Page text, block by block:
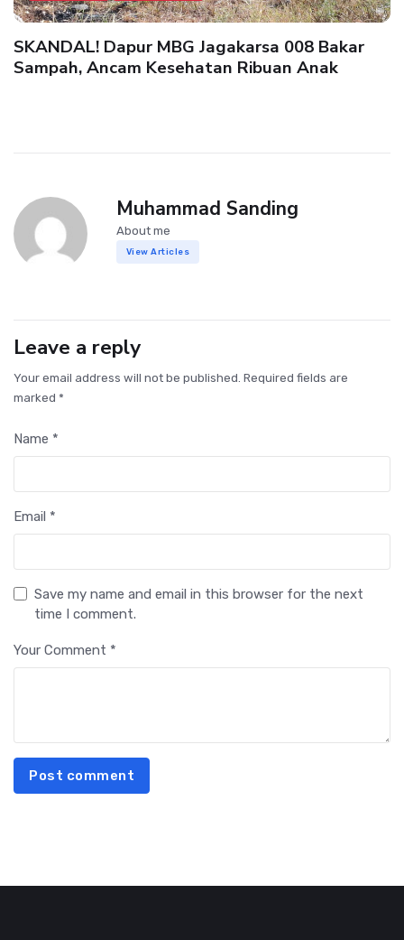
SKANDAL! Dapur MBG Jagakarsa 008 Bakar
Sampah, Ancam Kesehatan Ribuan Anak
Muhammad Sanding
About me
View Articles
Leave a reply
Your email address will not be published. Required fields are
marked *
Name *
Email *
Save my name and email in this browser for the next
time I comment.
Your Comment *
Post comment